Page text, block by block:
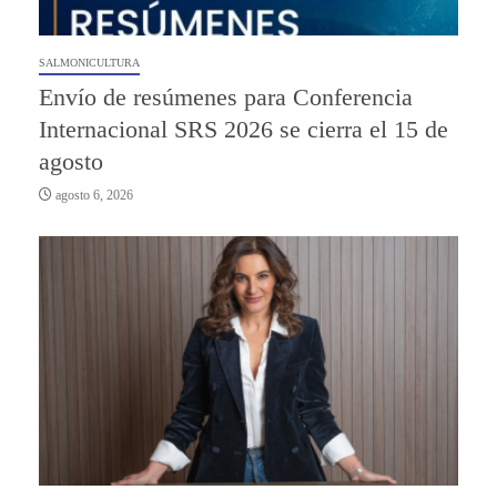
SALMONICULTURA
Envío de resúmenes para Conferencia
Internacional SRS 2026 se cierra el 15 de
agosto
agosto 6, 2026